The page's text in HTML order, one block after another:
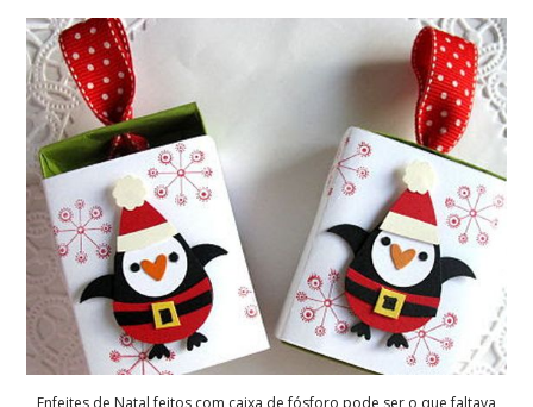
Enfeites de Natal feitos com caixa de fósforo pode ser o que faltava